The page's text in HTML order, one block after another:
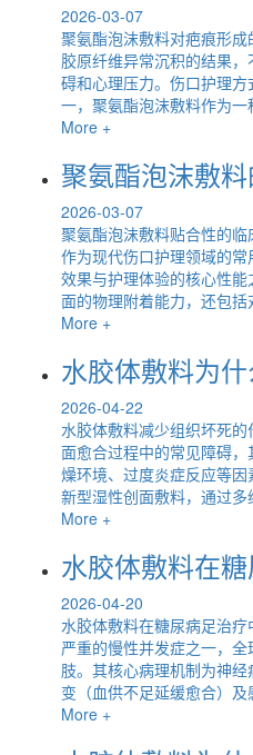
2026-03-07
聚氨酯泡沫敷料对疤痕形
胶原纤维异常沉积的结果
碍和心理压力。伤口护理
一，聚氨酯泡沫敷料作为
More +
聚氨酯泡沫敷
2026-03-07
聚氨酯泡沫敷料贴合性的
作为现代伤口护理领域的
效果与护理体验的核心性
面的物理附着能力，还包
More +
水胶体敷料为
2026-04-22
水胶体敷料减少组织坏死
面愈合过程中的常见障碍
燥环境、过度炎症反应等
新型湿性创面敷料，通过
More +
水胶体敷料在
2026-04-20
水胶体敷料在糖尿病足治
严重的慢性并发症之一，
肢。其核心病理机制为神
变（血供不足延缓愈合）
More +